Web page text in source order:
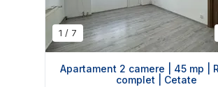
1 / 7
Apartament 2 camere | 45 mp |
complet | Cetate